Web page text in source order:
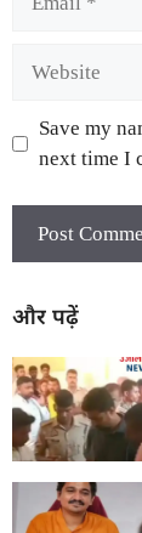
Save my
next time I
और पढ़ें